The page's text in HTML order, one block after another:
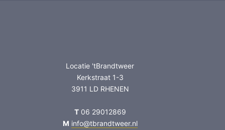
Locatie 'tBrandtweer
Kerkstraat 1-3
3911 LD RHENEN
T06 29012869
M info@tbrandtweer.nl